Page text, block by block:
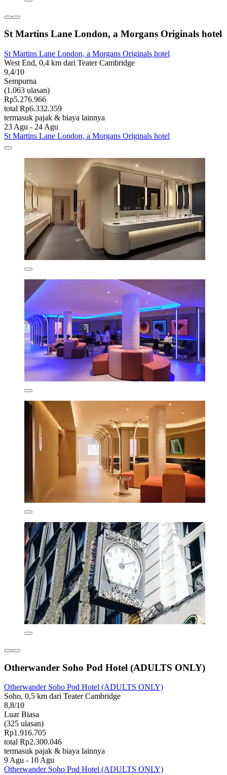
St Martins Lane London, a Morgans Originals hotel
St Martins Lane London, a Morgans Originals hotel
West End, 0,4 km dari Teater Cambridge
9,4/10
Sempurna
(1.063 ulasan)
Rp5.276.966
total Rp6.332.359
termasuk pajak & biaya lainnya
23 Agu - 24 Agu
St Martins Lane London, a Morgans Originals hotel
Otherwander Soho Pod Hotel (ADULTS ONLY)
Otherwander Soho Pod Hotel (ADULTS ONLY)
Soho, 0,5 km dari Teater Cambridge
8,8/10
Luar Biasa
(325 ulasan)
Rp1.916.705
total Rp2.300.046
termasuk pajak & biaya lainnya
9 Agu - 10 Agu
Otherwander Soho Pod Hotel (ADULTS ONLY)